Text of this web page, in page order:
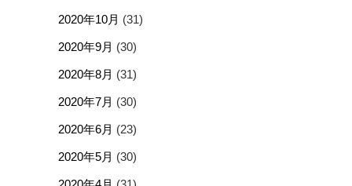
2020年10月 (31)
2020年9月 (30)
2020年8月 (31)
2020年7月 (30)
2020年6月 (23)
2020年5月 (30)